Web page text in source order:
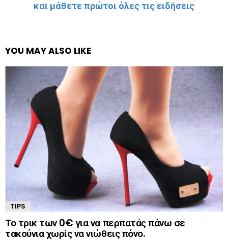
και μάθετε πρώτοι όλες τις ειδήσεις
YOU MAY ALSO LIKE
TIPS
Το τρικ των 0€ για να περπατάς πάνω σε
τακούνια χωρίς να νιώθεις πόνο.